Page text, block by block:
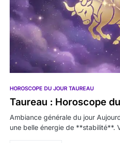
HOROSCOPE DU JOUR TAUREAU
Taureau : Horoscope
Ambiance générale du jour
une belle énergie de **stabilité**.